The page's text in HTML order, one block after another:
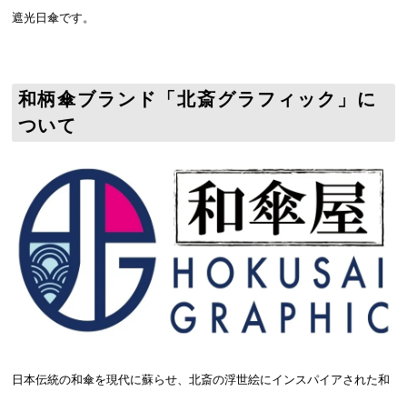
遮光日傘です。
和柄傘ブランド「北斎グラフィック」に
ついて
日本伝統の和傘を現代に蘇らせ、北斎の浮世絵にインスパイアされた和